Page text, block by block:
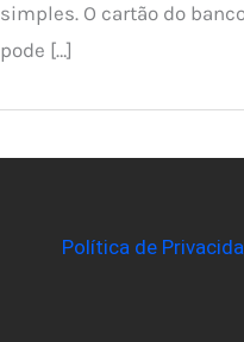
simples. O cartão do
pode […]
Política de